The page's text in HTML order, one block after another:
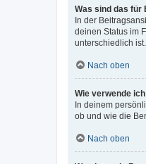
Was sind das für
In der
deinen Status im
unterschiedlich ist.
Nach oben
Wie verwende
In deinem
ob und wie die
Nach oben